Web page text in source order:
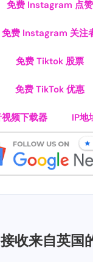
免费 Instagram 点赞
免费 Instagram 关注
免费 Tiktok 股票
免费 TikTok 优惠
频下载器 IP地
接收来自英国